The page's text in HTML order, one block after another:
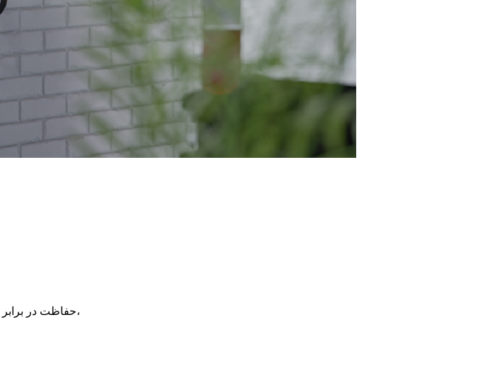
UVP، OVP، RCD (CCID 20)، SPD، حفاظت در برابر خطای زمین،